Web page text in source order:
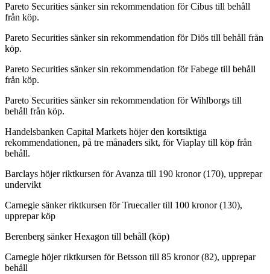
Pareto Securities sänker sin rekommendation för Cibus till behåll
från köp.
Pareto Securities sänker sin rekommendation för Diös till behåll från
köp.
Pareto Securities sänker sin rekommendation för Fabege till behåll
från köp.
Pareto Securities sänker sin rekommendation för Wihlborgs till
behåll från köp.
Handelsbanken Capital Markets höjer den kortsiktiga
rekommendationen, på tre månaders sikt, för Viaplay till köp från
behåll.
Barclays höjer riktkursen för Avanza till 190 kronor (170), upprepar
undervikt
Carnegie sänker riktkursen för Truecaller till 100 kronor (130),
upprepar köp
Berenberg sänker Hexagon till behåll (köp)
Carnegie höjer riktkursen för Betsson till 85 kronor (82), upprepar
behåll